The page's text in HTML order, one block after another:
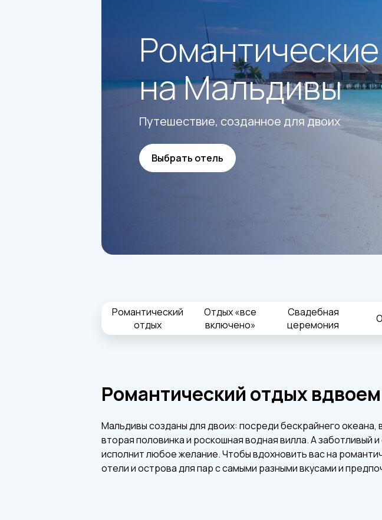
на Мальдивы
Путешествие, созданное для двоих
Выбрать отель
Романтический
отдых
Отдых «все
включено»
Свадебная
церемония
Романтический отдых
Мальдивы созданы для двоих: посреди бескрайнего
вторая половинка и роскошная водная вилла. А
исполнит любое желание. Чтобы вдохновить вас на
отели и острова для пар с самыми разными вкусами и